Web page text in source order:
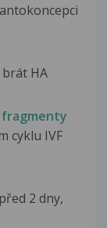
HA
fragmenty
cyklu IVF
2 dny,